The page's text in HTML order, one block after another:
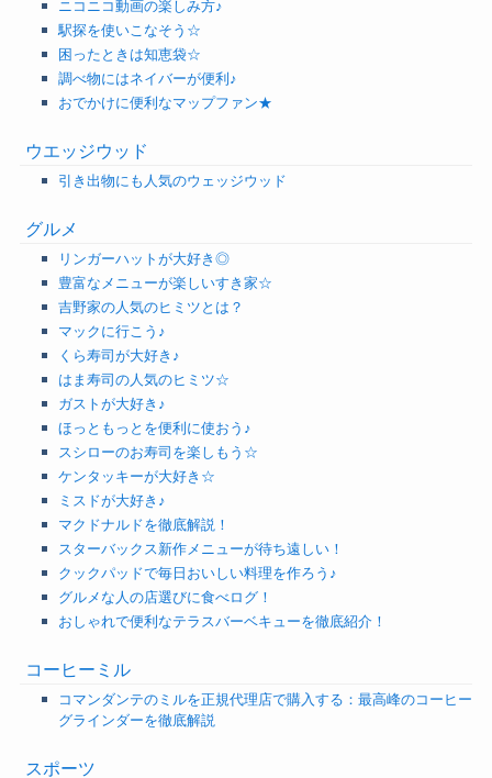
ニコニコ動画の楽しみ方♪
駅探を使いこなそう☆
困ったときは知恵袋☆
調べ物にはネイバーが便利♪
おでかけに便利なマップファン★
ウエッジウッド
引き出物にも人気のウェッジウッド
グルメ
リンガーハットが大好き◎
豊富なメニューが楽しいすき家☆
吉野家の人気のヒミツとは？
マックに行こう♪
くら寿司が大好き♪
はま寿司の人気のヒミツ☆
ガストが大好き♪
ほっともっとを便利に使おう♪
スシローのお寿司を楽しもう☆
ケンタッキーが大好き☆
ミスドが大好き♪
マクドナルドを徹底解説！
スターバックス新作メニューが待ち遠しい！
クックパッドで毎日おいしい料理を作ろう♪
グルメな人の店選びに食べログ！
おしゃれで便利なテラスバーベキューを徹底紹介！
コーヒーミル
コマンダンテのミルを正規代理店で購入する：最高峰のコーヒー
グラインダーを徹底解説
スポーツ